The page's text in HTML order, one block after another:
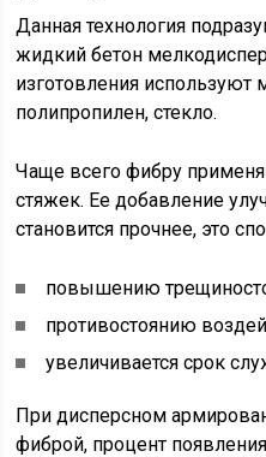
Данная технология
жидкий бетон
изготовления используют
полипропилен, стекло.
Чаще всего фибру
стяжек. Ее добавление
становится прочнее, это
повышению
противостоянию
увеличивается срок
При дисперсном
фиброй, процент